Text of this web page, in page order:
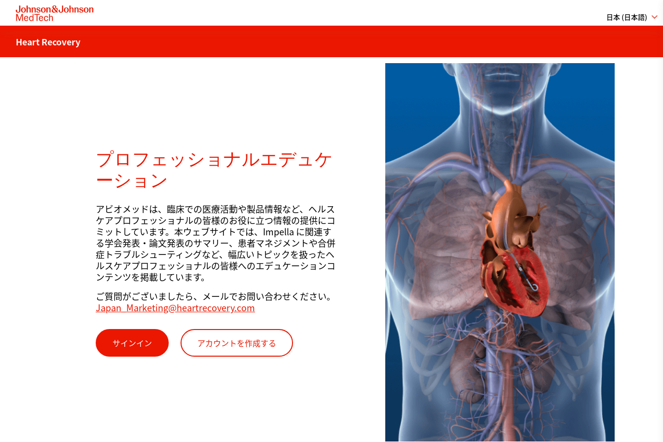
Heart Recovery
日本 (日本語)
プロフェッショナルエデュケ
ーション
アビオメッドは、臨床での医療活動や製品情報など、ヘルス
ケアプロフェッショナルの皆様のお役に立つ情報の提供にコ
ミットしています。本ウェブサイトでは、Impella に関連す
る学会発表・論文発表のサマリー、患者マネジメントや合併
症トラブルシューティングなど、幅広いトピックを扱ったヘ
ルスケアプロフェッショナルの皆様へのエデュケーションコ
ンテンツを掲載しています。
ご質問がございましたら、メールでお問い合わせください。
Japan_Marketing@heartrecovery.com